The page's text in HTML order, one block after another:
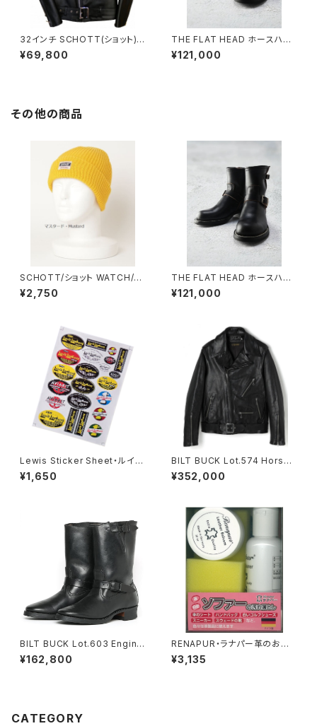
32インチ SCHOTT(ショット)ワ
ンスター613RD当店別注DOU
BLE RIDERS ダブルライダース
¥69,800
THE FLAT HEAD ホースハイ
ド エンジニアブーツ FN-FB-0
01 HORSE HIDE ENGINEER
¥121,000
その他の商品
SCHOTT/ショット WATCH/BE
ANIE/KNIT CAP ウォッチ・ビー
ニー・ニット キャップ・帽子
¥2,750
THE FLAT HEAD ホースハイ
ド エンジニアブーツ FN-FB-0
01 HORSE HIDE ENGINEER
¥121,000
Lewis Sticker Sheet・ルイス
レザー ステッカーシート
¥1,650
BILT BUCK Lot.574 Horseh
ide Johnson Riders Jacket
¥352,000
BILT BUCK Lot.603 Engine
er Boots The Pioneer / Gui
di Horsebutt / Black Buckl
¥162,800
RENAPUR・ラナパー革のお手
入れキット・セット
¥3,135
CATEGORY